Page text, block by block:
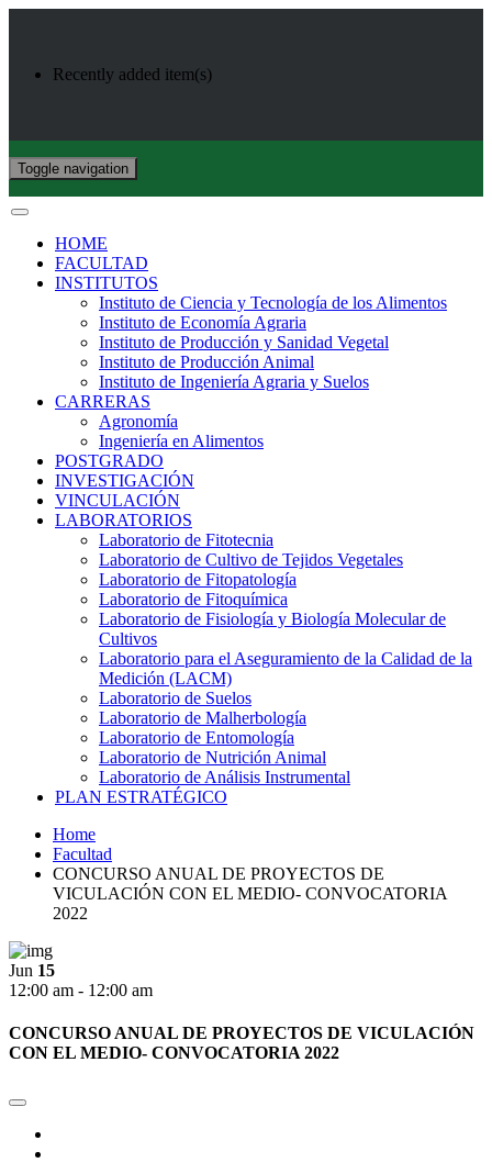
Recently added item(s)
Toggle navigation
HOME
FACULTAD
INSTITUTOS
Instituto de Ciencia y Tecnología de los Alimentos
Instituto de Economía Agraria
Instituto de Producción y Sanidad Vegetal
Instituto de Producción Animal
Instituto de Ingeniería Agraria y Suelos
CARRERAS
Agronomía
Ingeniería en Alimentos
POSTGRADO
INVESTIGACIÓN
VINCULACIÓN
LABORATORIOS
Laboratorio de Fitotecnia
Laboratorio de Cultivo de Tejidos Vegetales
Laboratorio de Fitopatología
Laboratorio de Fitoquímica
Laboratorio de Fisiología y Biología Molecular de
Cultivos
Laboratorio para el Aseguramiento de la Calidad de la
Medición (LACM)
Laboratorio de Suelos
Laboratorio de Malherbología
Laboratorio de Entomología
Laboratorio de Nutrición Animal
Laboratorio de Análisis Instrumental
PLAN ESTRATÉGICO
Home
Facultad
CONCURSO ANUAL DE PROYECTOS DE
VICULACIÓN CON EL MEDIO- CONVOCATORIA
2022
Jun 15
12:00 am - 12:00 am
CONCURSO ANUAL DE PROYECTOS DE VICULACIÓN
CON EL MEDIO- CONVOCATORIA 2022